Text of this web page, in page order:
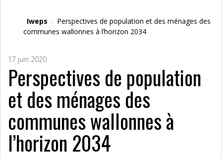
Iweps / Perspectives de population et des ménages des
communes wallonnes à l’horizon 2034
17 juin 2020
Perspectives de population
et des ménages des
communes wallonnes à
l’horizon 2034